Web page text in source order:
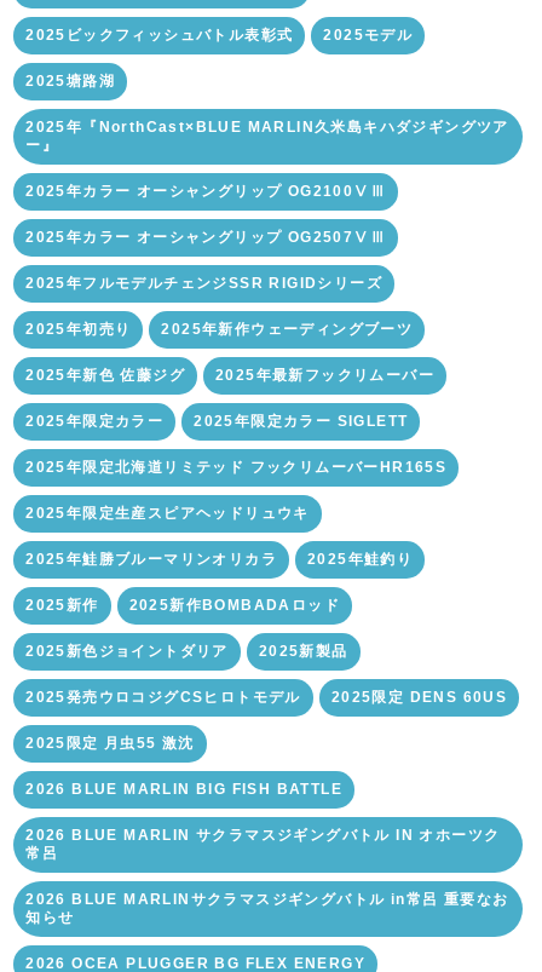
2025ビックフィッシュバトル表彰式 2025モデル
2025塘路湖
2025年『NorthCast×BLUE MARLIN久米島キハダジギングツア
ー』
2025年カラー オーシャングリップ OG2100ⅤⅢ
2025年カラー オーシャングリップ OG2507ⅤⅢ
2025年フルモデルチェンジSSR RIGIDシリーズ
2025年初売り 2025年新作ウェーディングブーツ
2025年新色 佐藤ジグ 2025年最新フックリムーバー
2025年限定カラー 2025年限定カラー SIGLETT
2025年限定北海道リミテッド フックリムーバーHR165S
2025年限定生産スピアヘッドリュウキ
2025年鮭勝ブルーマリンオリカラ 2025年鮭釣り
2025新作 2025新作BOMBADAロッド
2025新色ジョイントダリア 2025新製品
2025発売ウロコジグCSヒロトモデル 2025限定 DENS 60US
2025限定 月虫55 激沈
2026 BLUE MARLIN BIG FISH BATTLE
2026 BLUE MARLIN サクラマスジギングバトル IN オホーツク
常呂
2026 BLUE MARLINサクラマスジギングバトル in常呂 重要なお
知らせ
2026 OCEA PLUGGER BG FLEX ENERGY